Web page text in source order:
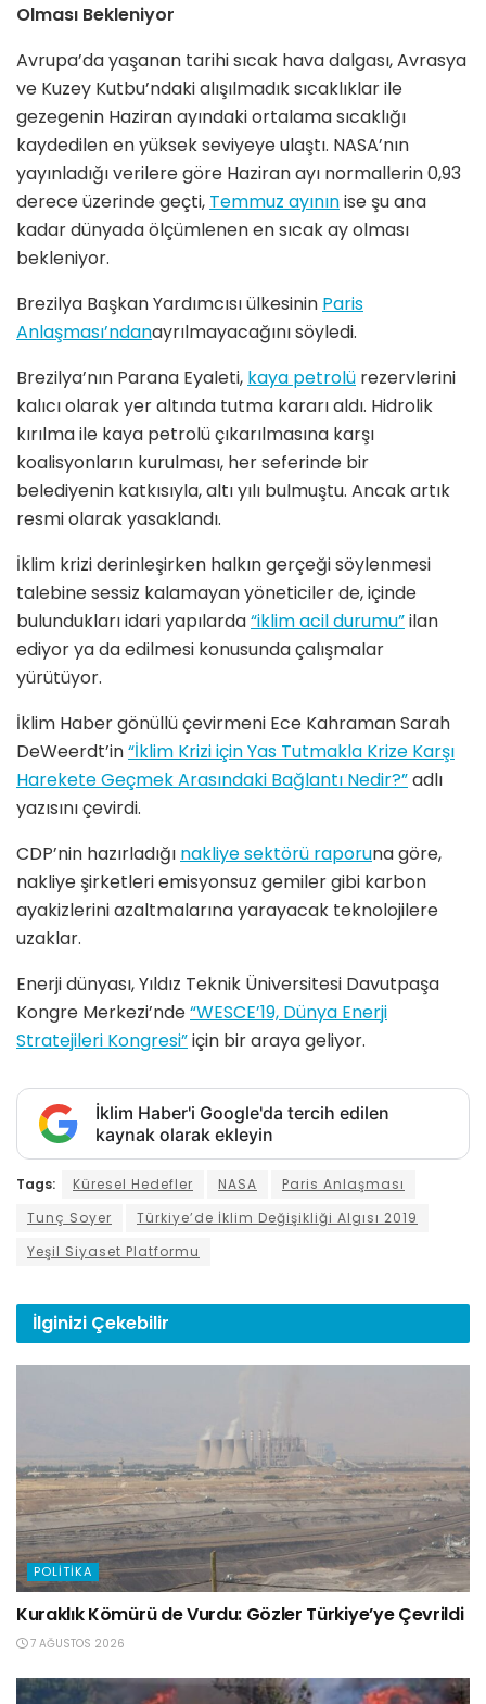
Olması Bekleniyor
Avrupa’da yaşanan tarihi sıcak hava dalgası, Avrasya
ve Kuzey Kutbu’ndaki alışılmadık sıcaklıklar ile
gezegenin Haziran ayındaki ortalama sıcaklığı
kaydedilen en yüksek seviyeye ulaştı. NASA’nın
yayınladığı verilere göre Haziran ayı normallerin 0,93
derece üzerinde geçti, Temmuz ayınınise şu ana
kadar dünyada ölçümlenen en sıcak ay olması
bekleniyor.
Brezilya Başkan Yardımcısı ülkesinin Paris
Anlaşması’ndanayrılmayacağını söyledi.
Brezilya’nın Parana Eyaleti, kaya petrolü rezervlerini
kalıcı olarak yer altında tutma kararı aldı. Hidrolik
kırılma ile kaya petrolü çıkarılmasına karşı
koalisyonların kurulması, her seferinde bir
belediyenin katkısıyla, altı yılı bulmuştu. Ancak artık
resmi olarak yasaklandı.
İklim krizi derinleşirken halkın gerçeği söylenmesi
talebine sessiz kalamayan yöneticiler de, içinde
bulundukları idari yapılarda“iklim acil durumu”ilan
ediyor ya da edilmesi konusunda çalışmalar
yürütüyor.
İklim Haber gönüllü çevirmeni Ece Kahraman Sarah
DeWeerdt’in“İklim Krizi için Yas Tutmakla Krize Karşı
Harekete Geçmek Arasındaki Bağlantı Nedir?”adlı
yazısını çevirdi.
CDP’nin hazırladığı nakliye sektörü raporuna göre,
nakliye şirketleri emisyonsuz gemiler gibi karbon
ayakizlerini azaltmalarına yarayacak teknolojilere
uzaklar.
Enerji dünyası, Yıldız Teknik Üniversitesi Davutpaşa
Kongre Merkezi’nde“WESCE’19, Dünya Enerji
Stratejileri Kongresi”için bir araya geliyor.
İklim Haber'i Google'da tercih edilen
kaynak olarak ekleyin
Tags: Küresel Hedefler NASA
Paris Anlaşması
Tunç Soyer
Türkiye’de İklim Değişikliği Algısı 2019
Yeşil Siyaset Platformu
İlginizi Çekebilir
POLITIKA
Kuraklık Kömürü de Vurdu: Gözler Türkiye’ye Çevrildi
7 AĞUSTOS 2026